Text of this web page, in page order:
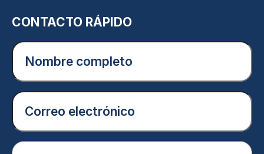
CONTACTO RÁPIDO
Nombre
completo
(Obligatorio)
Correo
electrónico
(Obligatorio)
¡Queremos